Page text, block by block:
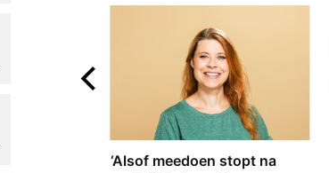
‘Alsof meedoen stopt na